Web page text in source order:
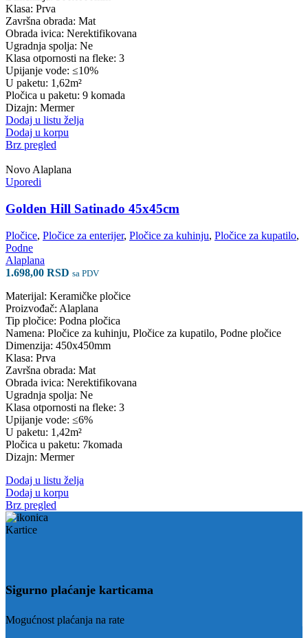
Klasa: Prva
Završna obrada: Mat
Obrada ivica: Nerektifikovana
Ugradnja spolja: Ne
Klasa otpornosti na fleke: 3
Upijanje vode: ≤10%
U paketu: 1,62m²
Pločica u paketu: 9 komada
Dizajn: Mermer
Dodaj u listu želja
Dodaj u korpu
Brz pregled
NovoAlaplana
Uporedi
Golden Hill Satinado 45x45cm
Pločice, Pločice za enterijer, Pločice za kuhinju, Pločice za kupatilo,
Podne
Alaplana
1.698,00 RSD sa PDV
Materijal: Keramičke pločice
Proizvođač: Alaplana
Tip pločice: Podna pločica
Namena: Pločice za kuhinju, Pločice za kupatilo, Podne pločice
Dimenzija: 450x450mm
Klasa: Prva
Završna obrada: Mat
Obrada ivica: Nerektifikovana
Ugradnja spolja: Ne
Klasa otpornosti na fleke: 3
Upijanje vode: ≤6%
U paketu: 1,42m²
Pločica u paketu: 7komada
Dizajn: Mermer
Dodaj u listu želja
Dodaj u korpu
Brz pregled
Sigurno plaćanje karticama
Mogućnost plaćanja na rate